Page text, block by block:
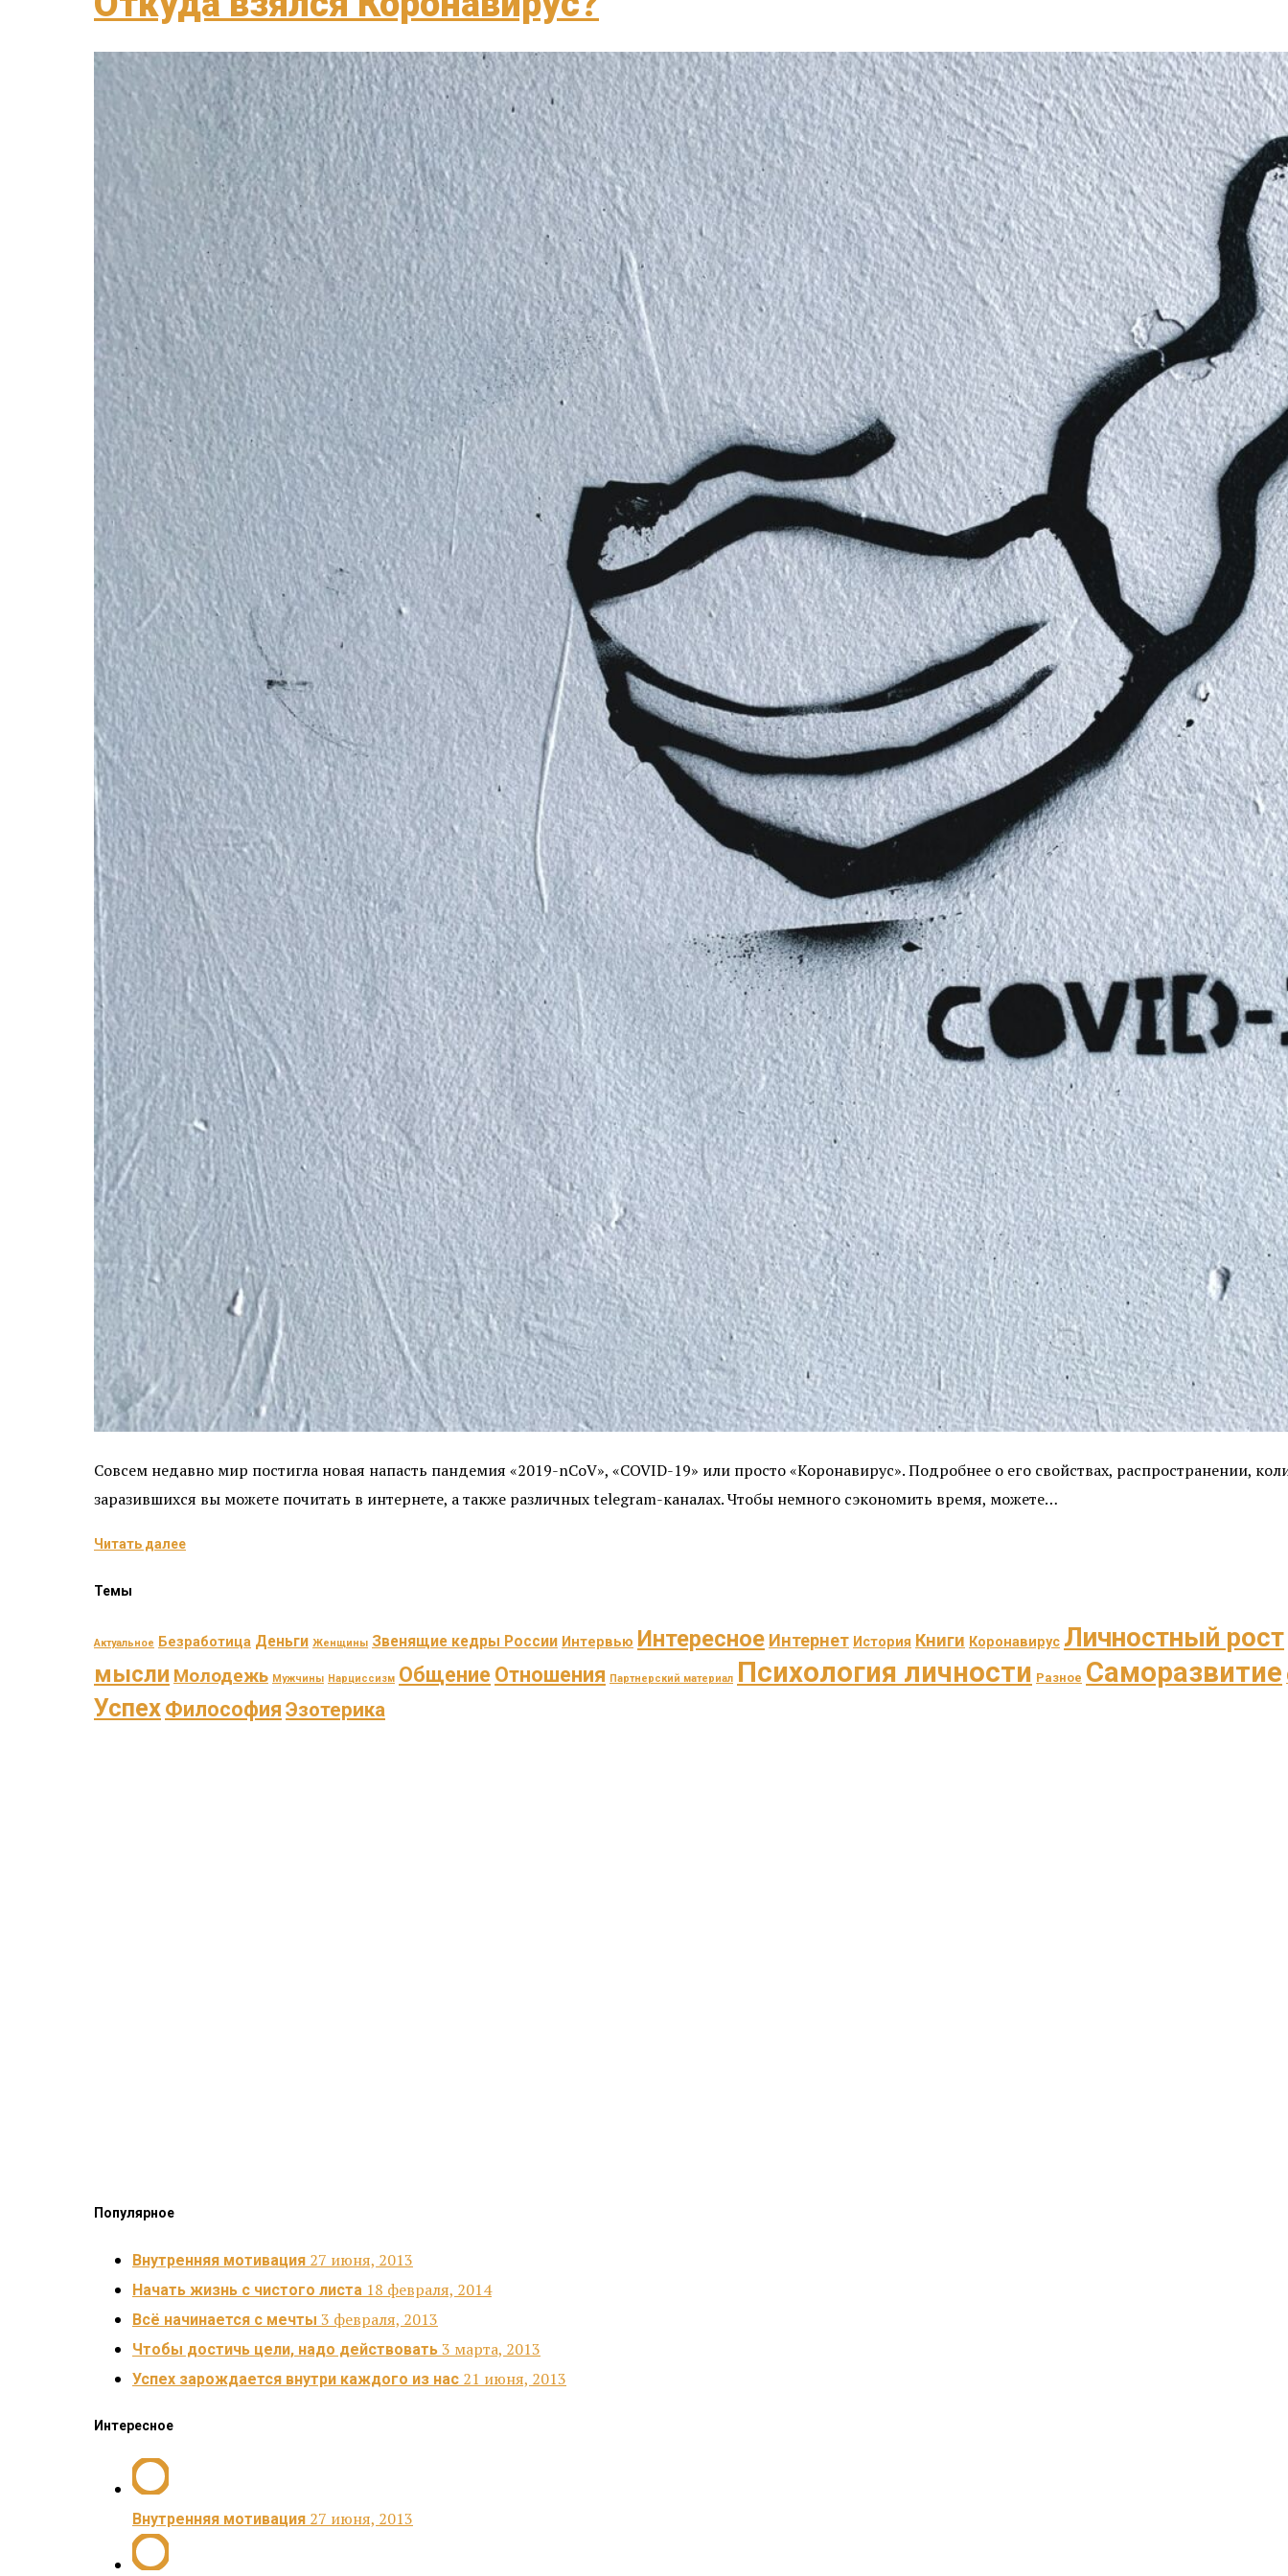
Совсем недавно мир постигла новая напасть пандемия «2019-nCoV», «COVID-19» или просто «Коронавирус». Подробнее о его свойствах, распространении,
заразившихся вы можете почитать в интернете, а также различных telegram-каналах. Чтобы немного сэкономить время, можете…
Читать далее
Темы
Актуальное Безработица Деньги Женщины Звенящие кедры России Интервью Интересное Интернет История Книги Коронавирус Личностный рост
мысли Молодежь Мужчины Нарциссизм Общение Отношения Партнерский материал Психология личности Разное Саморазвитие
Успех Философия Эзотерика
Популярное
Внутренняя мотивация 27 июня, 2013
Начать жизнь с чистого листа 18 февраля, 2014
Всё начинается с мечты 3 февраля, 2013
Чтобы достичь цели, надо действовать 3 марта, 2013
Успех зарождается внутри каждого из нас 21 июня, 2013
Интересное
Внутренняя мотивация 27 июня, 2013